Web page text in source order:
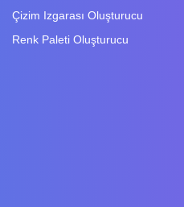
Çizim Izgarası Oluşturucu
Renk Paleti Oluşturucu